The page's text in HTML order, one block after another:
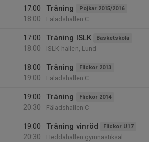
17:00
18:00
Träning Pojkar 2015/2016
Fäladshallen C
17:00
18:00
Träning ISLK Basketskola
ISLK-hallen, Lund
18:00
19:00
Träning Flickor 2013
Fäladshallen C
19:00
20:30
Träning Flickor 2014
Fäladshallen C
19:00
20:30
Träning vinröd Flickor U17
Heddahallen gymnastiksal